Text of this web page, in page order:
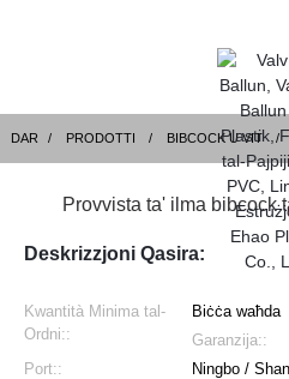
DAR PRODOTTI BIBCOCK U VIT
Provvista ta' ilma bibcock
Deskrizzjoni Qasira:
Kwantità Minima tal-
Ordni::
Biċċa waħda
Garanzija::
Port::
Ningbo /